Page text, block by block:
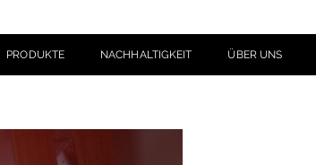
PRODUKTE NACHHALTIGKEIT ÜBER UNS